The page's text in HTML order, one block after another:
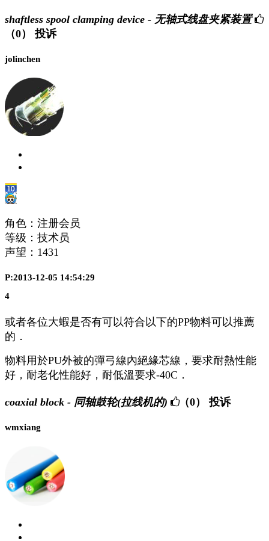
shaftless spool clamping device - 无轴式线盘夹紧装置
（0）
投诉
jolinchen
角色：注册会员
等级：技术员
声望： 1431
P:2013-12-05 14:54:29
4
或者各位大蝦是否有可以符合以下的PP物料可以推薦
的．
物料用於PU外被的彈弓線內絕緣芯線，要求耐熱性能
好，耐老化性能好，耐低溫要求-40C．
coaxial block - 同轴鼓轮(拉线机的) （0） 投诉
wmxiang